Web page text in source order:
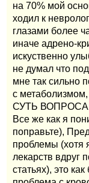
на 70% мой
ходил к
глазами более
иначе адрено-
искуственно
не думал что
мне так сильно
с метаболизмом,
СУТЬ
Все же как я
поправьте),
проблемы (хотя
лекарств вдруг
статьях), это